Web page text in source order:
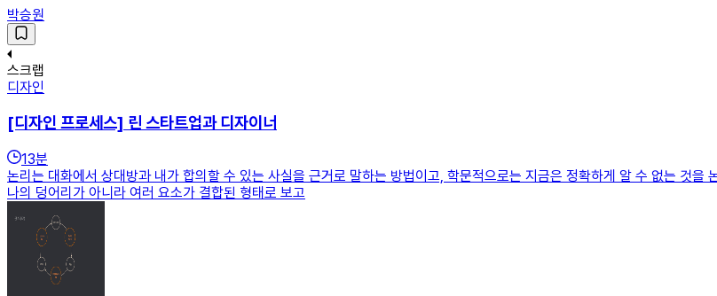
박승원
스크랩
디자인
[디자인 프로세스] 린 스타트업과 디자이너
13분
논리는 대화에서 상대방과 내가 합의할 수 있는 사실을 근거로 말하는 방법이고, 학문적으로는 지금은 정확하게 알 수 없는 것
나의 덩어리가 아니라 여러 요소가 결합된 형태로 보고